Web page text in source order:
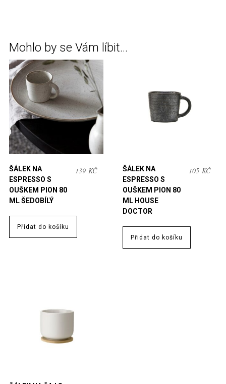
Mohlo by se Vám líbit…
ŠÁLEK NA
ESPRESSO S
OUŠKEM PION 80
ML ŠEDOBÍLÝ
139KČ
Přidat do košíku
ŠÁLEK NA
ESPRESSO S
OUŠKEM PION 80
ML HOUSE
DOCTOR
105 KČ
Přidat do košíku